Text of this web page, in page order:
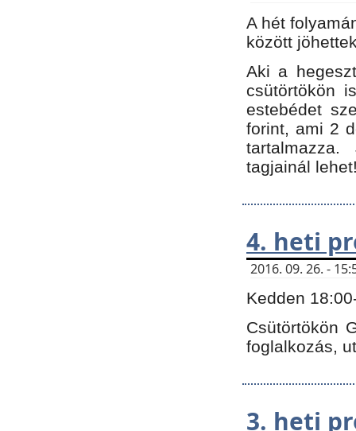
A hét
között
Aki a
csütörtökön
estebédet
forint, ami 2
tartalmazza.
tagjainál
4. heti
2016. 09. 26. -
Kedden
Csütörtökön
foglalkozás,
3. heti